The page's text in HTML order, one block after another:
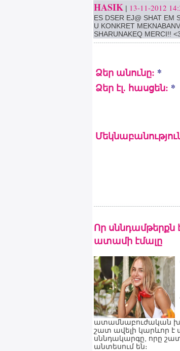
HASIK | 13-11-2012
ES DSER EJ@ SHAT EM
U KONKRET
SHARUNAKEQ MERCI!!
Ձեր անունը: *
Ձեր էլ. հասցեն: *
Որ սննդամթերքն
ատամի էմալը
ատամնաբուժական
շատ ավելի կարևոր է
սննդակարգը, որը
անտեսում են։